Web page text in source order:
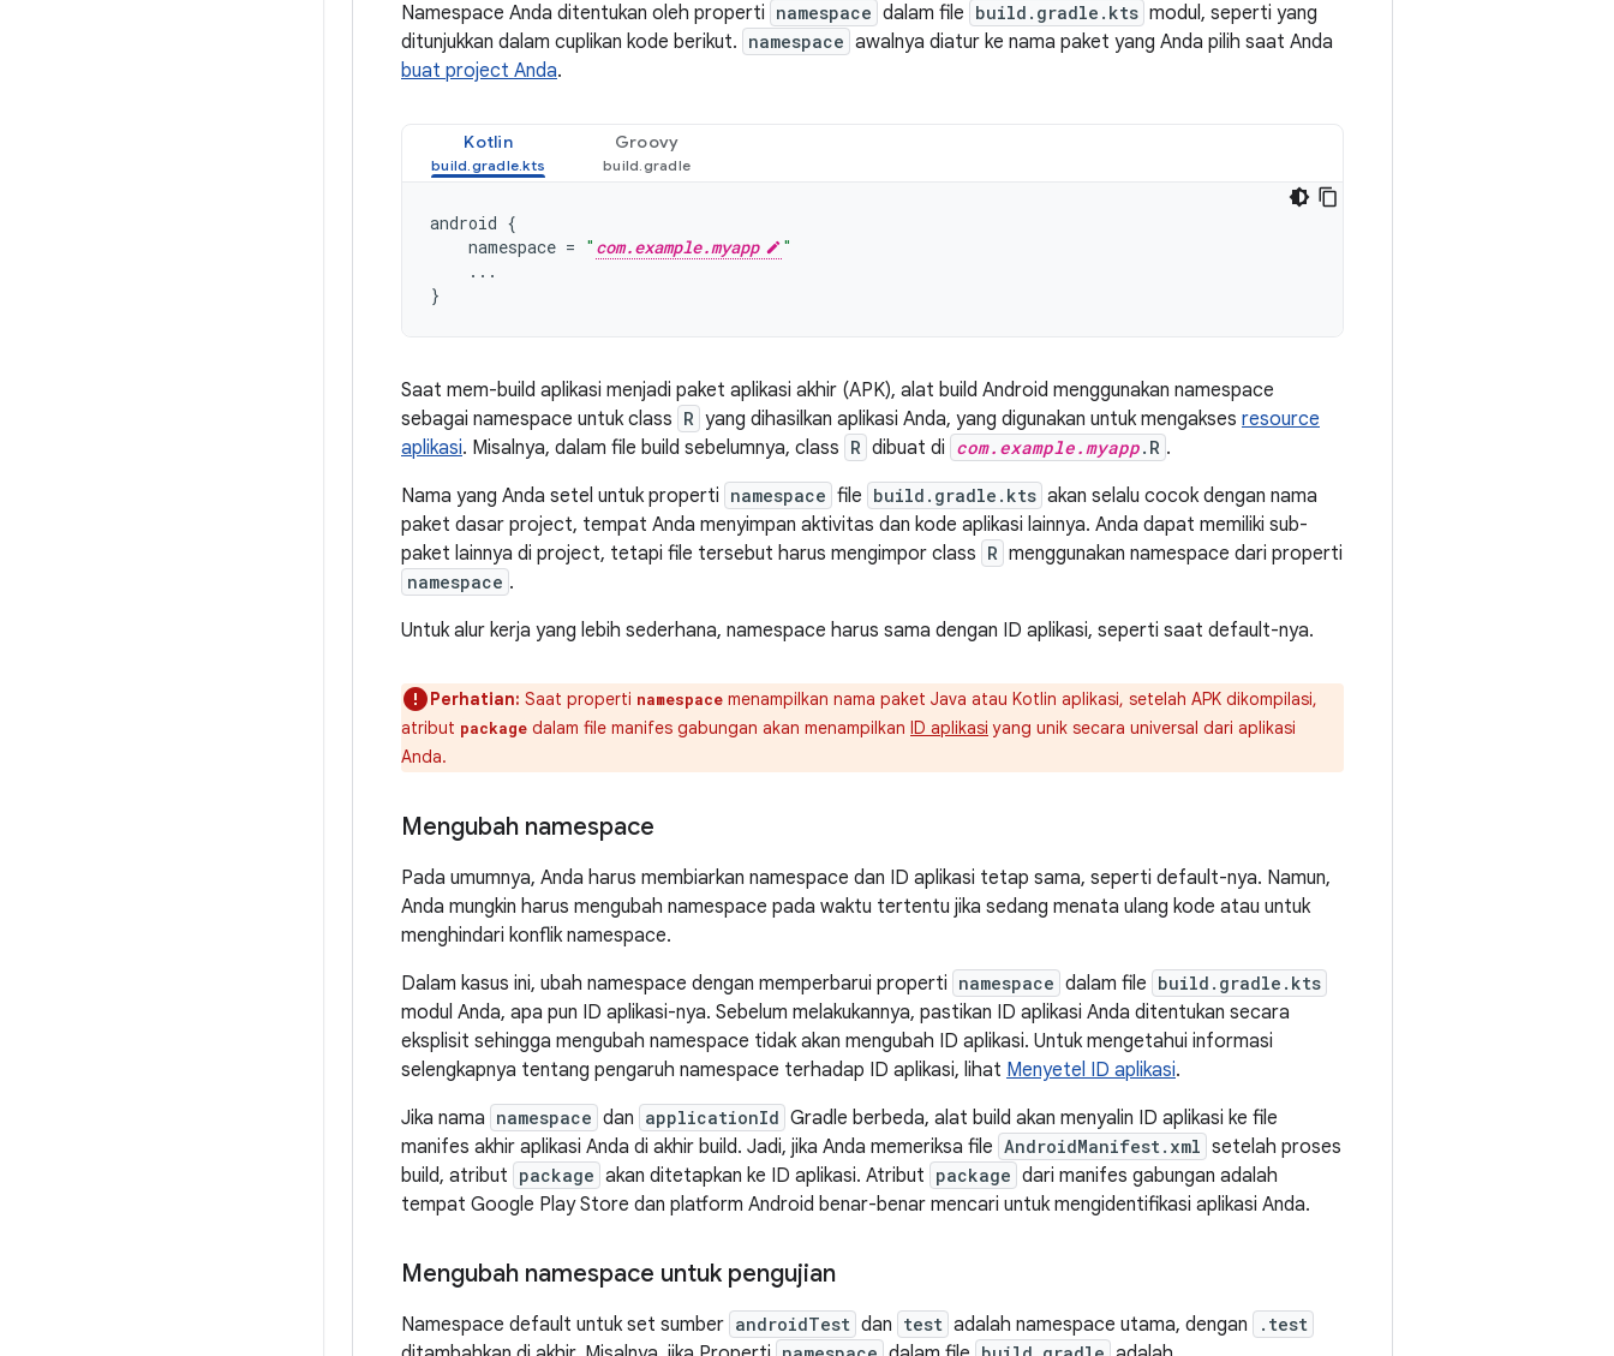
Namespace Anda ditentukan oleh properti namespace dalam file build.gradle.kts modul, seperti yang
ditunjukkan dalam cuplikan kode berikut. namespace awalnya diatur ke nama paket yang Anda pilih saat Anda
buat project Anda.
Kotlin Groovy
android {
namespace = " com.example.myapp
"
...
}
Saat mem-build aplikasi menjadi paket aplikasi akhir (APK), alat build Android menggunakan namespace
sebagai namespace untuk class R yang dihasilkan aplikasi Anda, yang digunakan untuk mengakses resource
aplikasi. Misalnya, dalam file build sebelumnya, class R dibuat di com.example.myapp.R .
Nama yang Anda setel untuk properti namespace file build.gradle.kts akan selalu cocok dengan nama
paket dasar project, tempat Anda menyimpan aktivitas dan kode aplikasi lainnya. Anda dapat memiliki sub-
paket lainnya di project, tetapi file tersebut harus mengimpor class R menggunakan namespace dari properti
namespace .
Untuk alur kerja yang lebih sederhana, namespace harus sama dengan ID aplikasi, seperti saat default-nya.
Perhatian: Saat properti namespace menampilkan nama paket Java atau Kotlin aplikasi, setelah APK dikompilasi,
atribut package dalam file manifes gabungan akan menampilkan ID aplikasi yang unik secara universal dari aplikasi
Anda.
Mengubah namespace
Pada umumnya, Anda harus membiarkan namespace dan ID aplikasi tetap sama, seperti default-nya. Namun,
Anda mungkin harus mengubah namespace pada waktu tertentu jika sedang menata ulang kode atau untuk
menghindari konflik namespace.
Dalam kasus ini, ubah namespace dengan memperbarui properti namespace dalam file build.gradle.kts
modul Anda, apa pun ID aplikasi-nya. Sebelum melakukannya, pastikan ID aplikasi Anda ditentukan secara
eksplisit sehingga mengubah namespace tidak akan mengubah ID aplikasi. Untuk mengetahui informasi
selengkapnya tentang pengaruh namespace terhadap ID aplikasi, lihat Menyetel ID aplikasi.
Jika nama namespace dan applicationId Gradle berbeda, alat build akan menyalin ID aplikasi ke file
manifes akhir aplikasi Anda di akhir build. Jadi, jika Anda memeriksa file AndroidManifest.xml setelah proses
build, atribut package akan ditetapkan ke ID aplikasi. Atribut package dari manifes gabungan adalah
tempat Google Play Store dan platform Android benar-benar mencari untuk mengidentifikasi aplikasi Anda.
Mengubah namespace untuk pengujian
Namespace default untuk set sumber androidTest dan test adalah namespace utama, dengan .test